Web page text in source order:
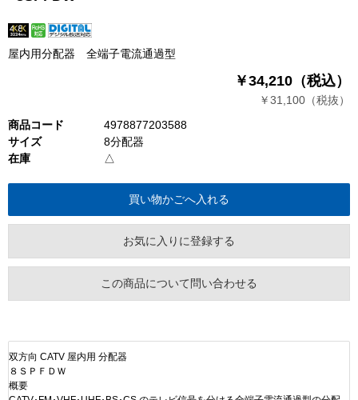
屋内用分配器 全端子電流通過型
￥34,210（税込）
￥31,100（税抜）
商品コード
4978877203588
サイズ
8分配器
在庫
△
お気に入りに登録する
この商品について問い合わせる
双方向 CATV 屋内用 分配器
８ＳＰＦＤＷ
概要